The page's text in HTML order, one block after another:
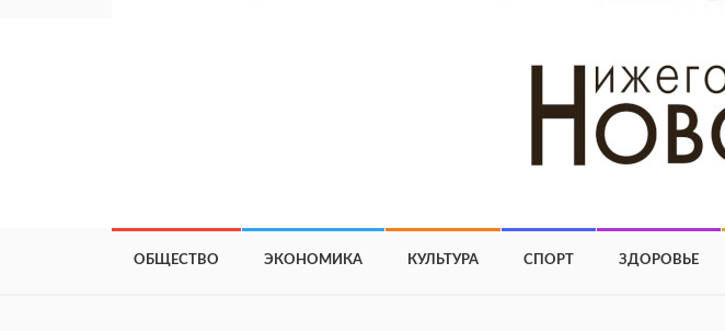
ОБЩЕСТВО ЭКОНОМИКА КУЛЬТУРА СПОРТ ЗДОРОВЬЕ